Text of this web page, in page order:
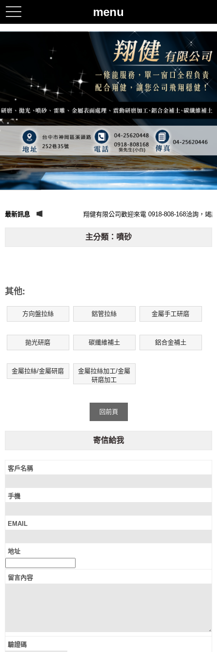
menu
toggle
navigation
最新訊息 翔健有限公司歡迎來電 0918-808-168洽詢，竭
主分類：噴砂
其他:
方向盤拉絲 鋁管拉絲 金屬手工研磨
拋光研磨 碳纖維補土 鋁合金補土
金屬拉絲/金屬研磨
金屬拉絲加工/金屬
研磨加工
回前頁
寄信給我
客戶名稱
手機
EMAIL
地址
留言內容
驗證碼